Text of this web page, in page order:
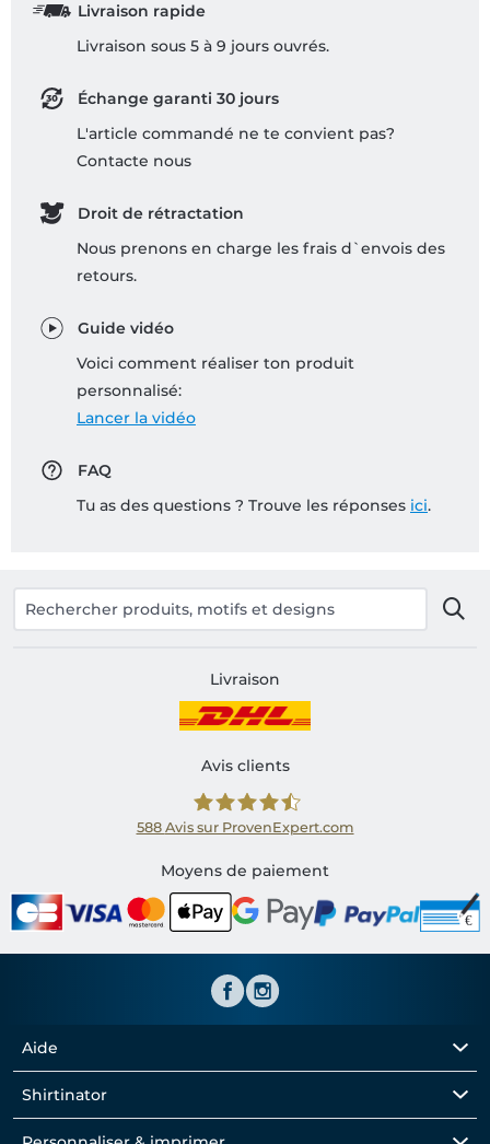
Livraison rapide
Livraison sous 5 à 9 jours ouvrés.
Échange garanti 30 jours
L'article commandé ne te convient pas?
Contacte nous
Droit de rétractation
Nous prenons en charge les frais d`envois des
retours.
Guide vidéo
Voici comment réaliser ton produit
personnalisé:
Lancer la vidéo
FAQ
Tu as des questions ? Trouve les réponses ici.
Livraison
Avis clients
Shirtinator FR
588 Avis sur ProvenExpert.com
Moyens de paiement
Aide
Shirtinator